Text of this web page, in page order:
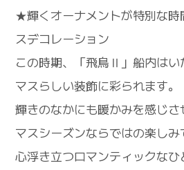
★輝くオーナメントが特別な
スデコレーション
この時期、「飛鳥Ⅱ」船内はい
マスらしい装飾に彩られます。
輝きのなかにも暖かみを感じ
マスシーズンならではの楽しみ
心浮き立つロマンティックなひ